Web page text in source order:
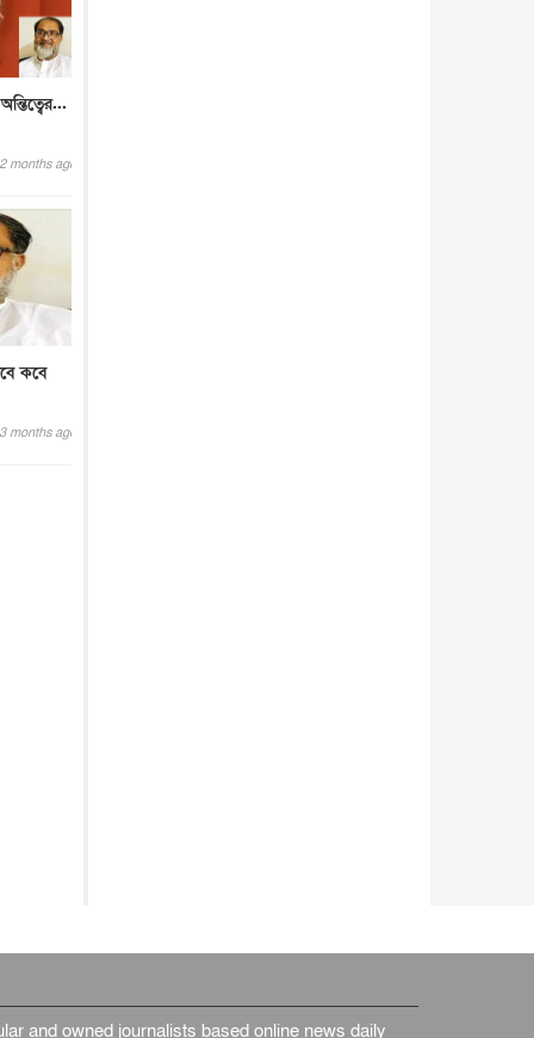
2 months ago
কবে
3 months ago
and owned journalists based online news daily